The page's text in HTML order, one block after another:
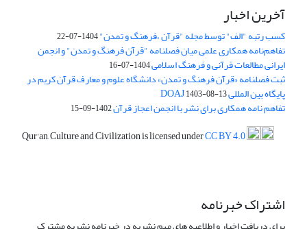
آخرین اخبار
کسب رتبه "الف" توسط مجله "قرآن ،فرهنگ و تمدن"1404-07-22
تفاهم‌نامه همکاری علمی میان فصلنامه "قرآن فرهنگ و تمدن" و انجمن
ایرانی مطالعات قرآنی و فرهنگ اسلامی1404-07-16
ثبت فصلنامه «قرآن فرهنگ و تمدن» دانشگاه علوم و معارف قرآن کریم در
پایگاه بین المللی DOAJ1403-08-13
تفاهم نامه همکاری برای نشر با انجمن اعجاز قرآن1402-09-15
Qur'an, Culture and Civilization is licensed underCC BY 4.0
اشتراک خبرنامه